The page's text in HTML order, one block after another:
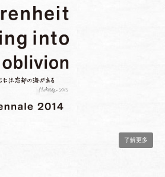
了解更多